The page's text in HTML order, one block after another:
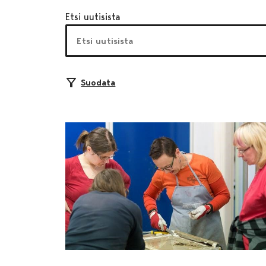
Etsi uutisista
Suodata